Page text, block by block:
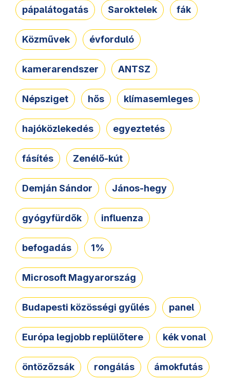
pápalátogatás Saroktelek fák
Közművek évforduló
kamerarendszer ANTSZ
Népsziget hős klímasemleges
hajóközlekedés egyeztetés
fásítés Zenélő-kút
Demján Sándor János-hegy
gyógyfürdők influenza
befogadás 1%
Microsoft Magyarország
Budapesti közösségi gyűlés panel
Európa legjobb replülőtere kék vonal
öntözőzsák rongálás ámokfutás